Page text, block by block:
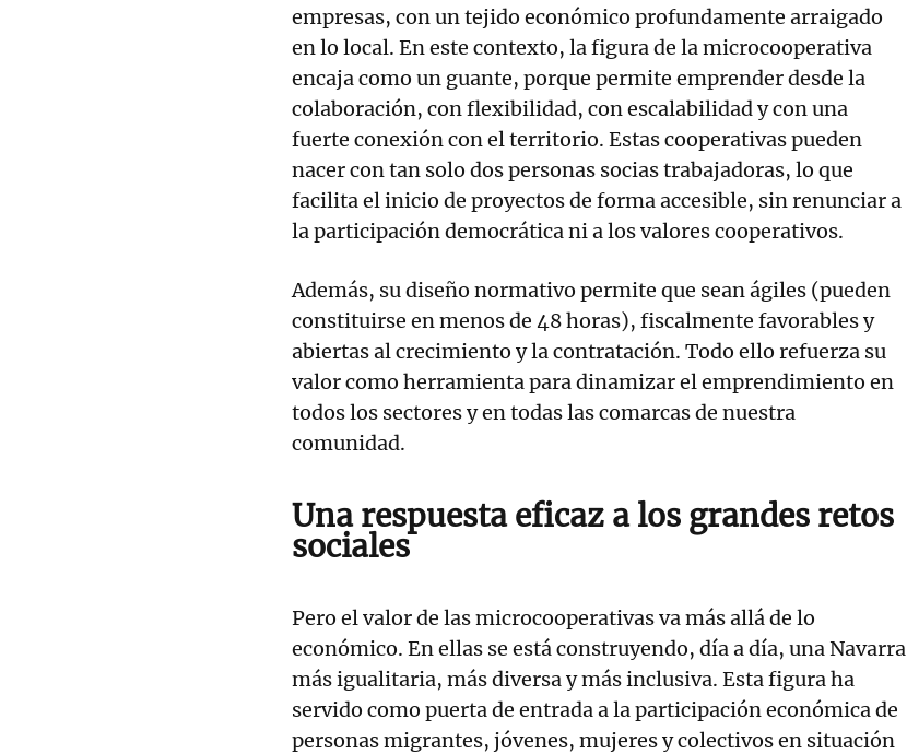
empresas, con un tejido económico profundamente arraigado
en lo local. En este contexto, la figura de la microcooperativa
encaja como un guante, porque permite emprender desde la
colaboración, con flexibilidad, con escalabilidad y con una
fuerte conexión con el territorio. Estas cooperativas pueden
nacer con tan solo dos personas socias trabajadoras, lo que
facilita el inicio de proyectos de forma accesible, sin renunciar a
la participación democrática ni a los valores cooperativos.
Además, su diseño normativo permite que sean ágiles (pueden
constituirse en menos de 48 horas), fiscalmente favorables y
abiertas al crecimiento y la contratación. Todo ello refuerza su
valor como herramienta para dinamizar el emprendimiento en
todos los sectores y en todas las comarcas de nuestra
comunidad.
Una respuesta eficaz a los grandes retos
sociales
Pero el valor de las microcooperativas va más allá de lo
económico. En ellas se está construyendo, día a día, una Navarra
más igualitaria, más diversa y más inclusiva. Esta figura ha
servido como puerta de entrada a la participación económica de
personas migrantes, jóvenes, mujeres y colectivos en situación